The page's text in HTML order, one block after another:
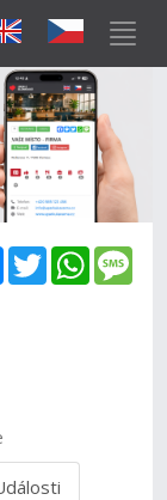
Messenger
Twitter